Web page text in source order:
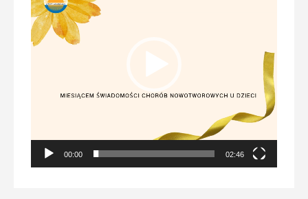
00:00 02:46